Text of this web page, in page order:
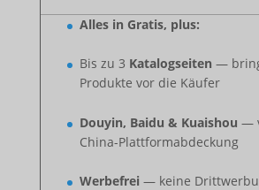
Alles in Gratis, plus:
Bis zu 3 Katalogseiten —
Produkte vor die Käufer
Douyin, Baidu & Kuaishou —
China-Plattformabdeckung
Werbefrei — keine